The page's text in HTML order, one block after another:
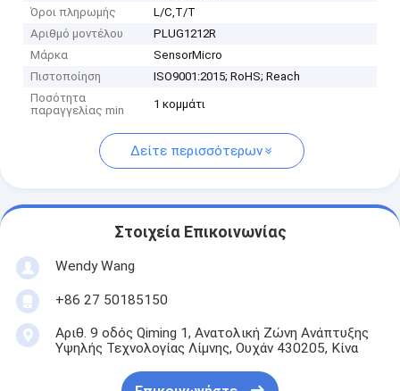
Όροι πληρωμής
L/C,T/T
Αριθμό μοντέλου
PLUG1212R
Μάρκα
SensorMicro
Πιστοποίηση
ISO9001:2015; RoHS; Reach
Ποσότητα
παραγγελίας min
1 κομμάτι
Δείτε περισσότερων
Στοιχεία Επικοινωνίας
Wendy Wang
+86 27 50185150
Αριθ. 9 οδός Qiming 1, Ανατολική Ζώνη Ανάπτυξης
Υψηλής Τεχνολογίας Λίμνης, Ουχάν 430205, Κίνα